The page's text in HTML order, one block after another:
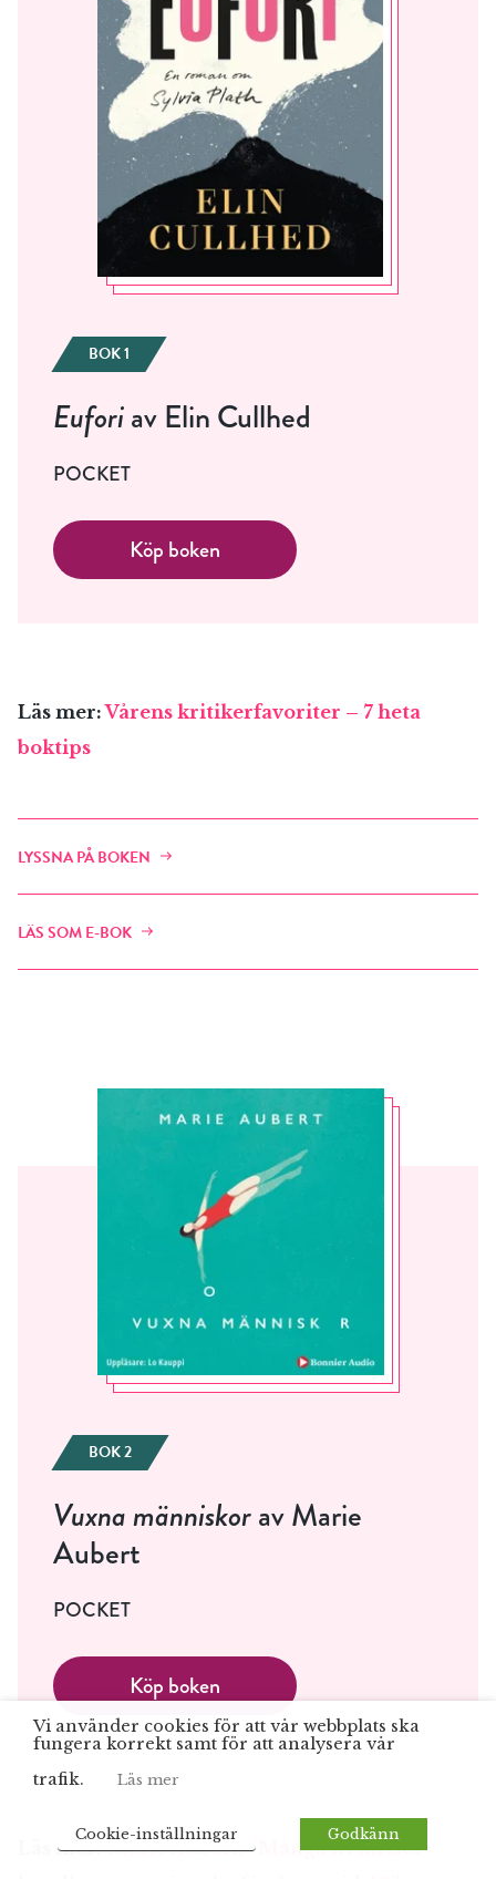
BOK 1
Euforiav Elin Cullhed
POCKET
Köp boken
Läs mer:Vårens kritikerfavoriter – 7 heta
boktips
LYSSNA PÅ BOKEN
LÄS SOM E-BOK
BOK 2
Vuxna människorav Marie
Aubert
POCKET
Köp boken
Läs mer: Marie Aubert: ”Många livskriser
Vi använder cookies för att vår webbplats ska
fungera korrekt samt för att analysera vår
trafik.
Läs mer
Cookie-inställningar Godkänn